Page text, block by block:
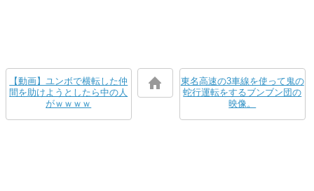
【動画】ユンボで横転した仲
間を助けようとしたら中の人
がｗｗｗｗ
東名高速の3車線を使って鬼の
蛇行運転をするブンブン団の
映像。